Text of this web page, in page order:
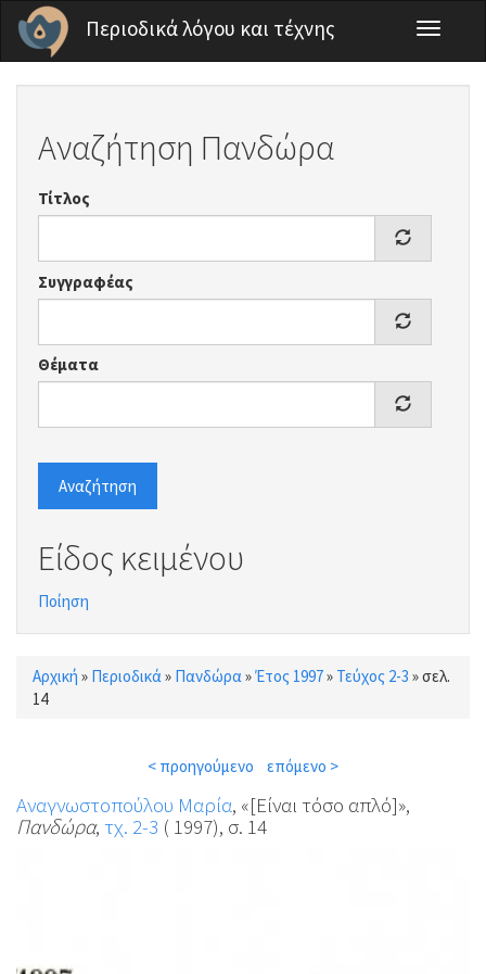
Παράκαμψη προς το κυρίως περιεχόμενο
Περιοδικά λόγου και τέχνης
Toggle
Αναζήτηση Πανδώρα
Τίτλος
Συγγραφέας
Θέματα
Αναζήτηση
Είδος κειμένου
Ποίηση
Είστε εδώ
Αρχική » Περιοδικά » Πανδώρα »Έτος 1997» Τεύχος 2-3 »σελ.
14
< προηγούμενο επόμενο >
Αναγνωστοπούλου Μαρία, «[Είναι τόσο απλό]»,
Πανδώρα, τχ. 2-3 ( 1997), σ. 14